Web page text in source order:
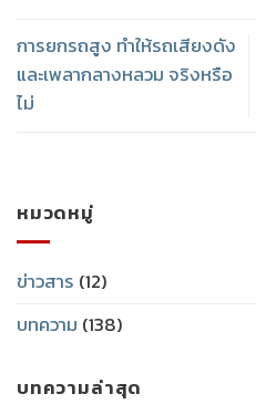
การยกรถสูง ทำให้รถเสียงดัง
และเพลากลางหลวม จริงหรือ
ไม่
หมวดหมู่
ข่าวสาร (12)
บทความ (138)
บทความล่าสุด